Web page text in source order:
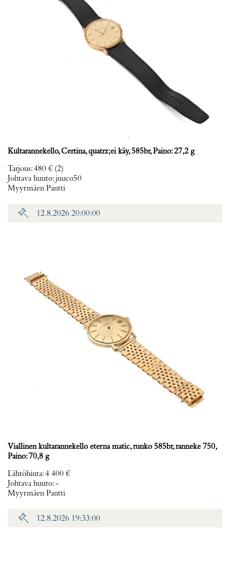
Kultarannekello, Certina, quatrz;ei käy, 585br, Paino: 27,2 g
Tarjous:480 € (2)
Johtava huuto:juuco50
Myyrmäen Pantti
12.8.2026 20:00:00
Viallinen kultarannekello eterna matic, runko 585br, ranneke 750,
Paino: 70,8 g
Lähtöhinta:4 400 €
Johtava huuto:-
Myyrmäen Pantti
12.8.2026 19:33:00